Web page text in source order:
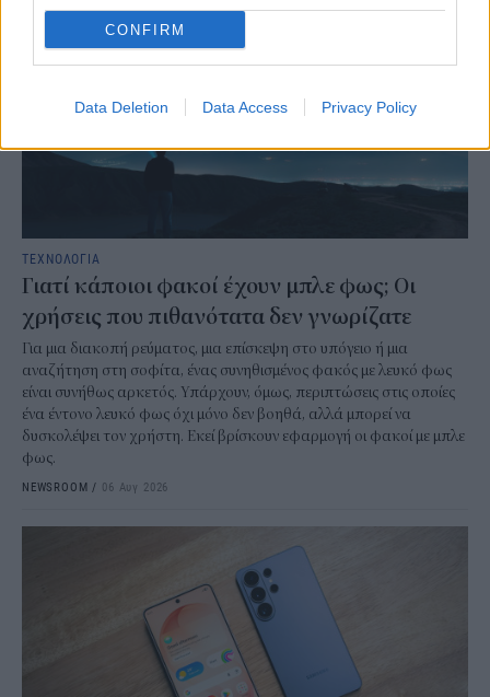
CONFIRM
Data Deletion Data Access Privacy Policy
ΤΕΧΝΟΛΟΓΙΑ
Γιατί κάποιοι φακοί έχουν μπλε φως; Οι
χρήσεις που πιθανότατα δεν γνωρίζατε
Για μια διακοπή ρεύματος, μια επίσκεψη στο υπόγειο ή μια
αναζήτηση στη σοφίτα, ένας συνηθισμένος φακός με λευκό φως
είναι συνήθως αρκετός. Υπάρχουν, όμως, περιπτώσεις στις οποίες
ένα έντονο λευκό φως όχι μόνο δεν βοηθά, αλλά μπορεί να
δυσκολέψει τον χρήστη. Εκεί βρίσκουν εφαρμογή οι φακοί με μπλε
φως.
NEWSROOM / 06 Αυγ 2026